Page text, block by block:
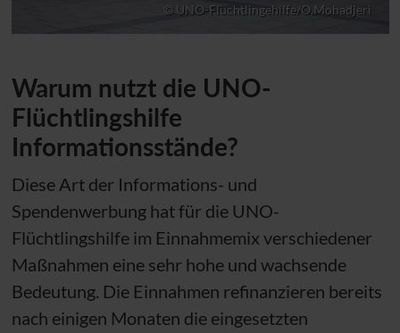
© UNO-Flüchtlingehilfe/O.Mohadjeri
Warum nutzt die UNO-
Flüchtlingshilfe
Informationsstände?
Diese Art der Informations- und
Spendenwerbung hat für die UNO-
Flüchtlingshilfe im Einnahmemix verschiedener
Maßnahmen eine sehr hohe und wachsende
Bedeutung. Die Einnahmen refinanzieren bereits
nach einigen Monaten die eingesetzten